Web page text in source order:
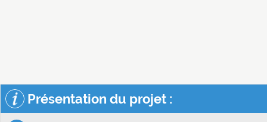
Présentation du projet :